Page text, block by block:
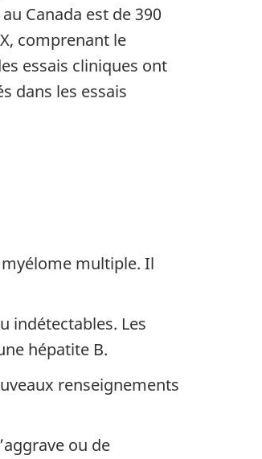
Canada est de 390
comprenant le
essais cliniques ont
dans les essais
myélome multiple. Il
indétectables. Les
hépatite B.
renseignements
ou de